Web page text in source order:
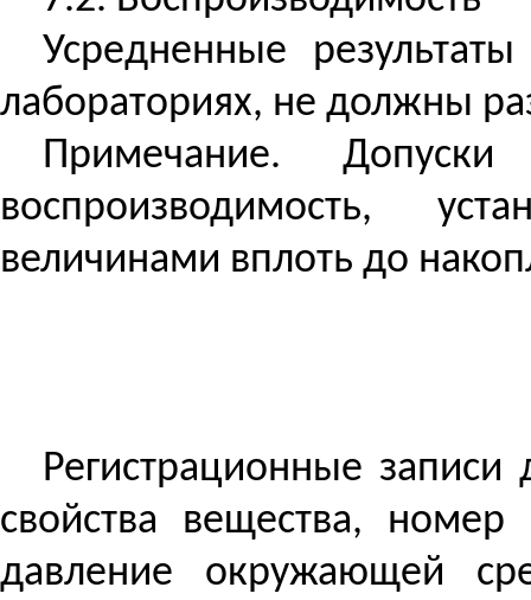
Усредненные
лабораториях, не должны
Примечание.
воспроизводимость,
величинами вплоть до
Регистрационные
свойства вещества,
давление окружающей